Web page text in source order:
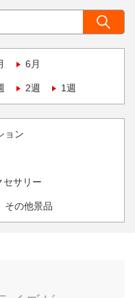
6月
2週 1週
ョン
セサリー
その他景品